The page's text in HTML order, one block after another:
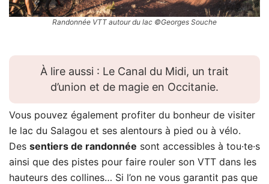
Randonnée VTT autour du lac ©Georges Souche
À lire aussi : Le Canal du Midi, un trait
d’union et de magie en Occitanie.
Vous pouvez également profiter du bonheur de visiter
le lac du Salagou et ses alentours à pied ou à vélo.
Des sentiers de randonnée sont accessibles à tou·te·s
ainsi que des pistes pour faire rouler son VTT dans les
hauteurs des collines… Si l’on ne vous garantit pas que